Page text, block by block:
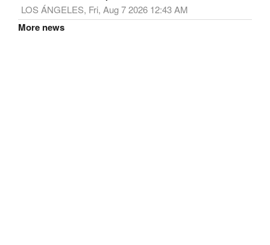
LOS ÁNGELES, Fri, Aug 7 2026 12:43 AM
More news